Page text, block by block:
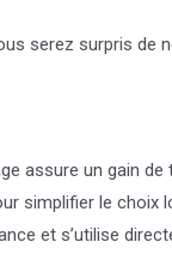
serez surpris de
assure un gain
simplifier le choix
et s’utilise